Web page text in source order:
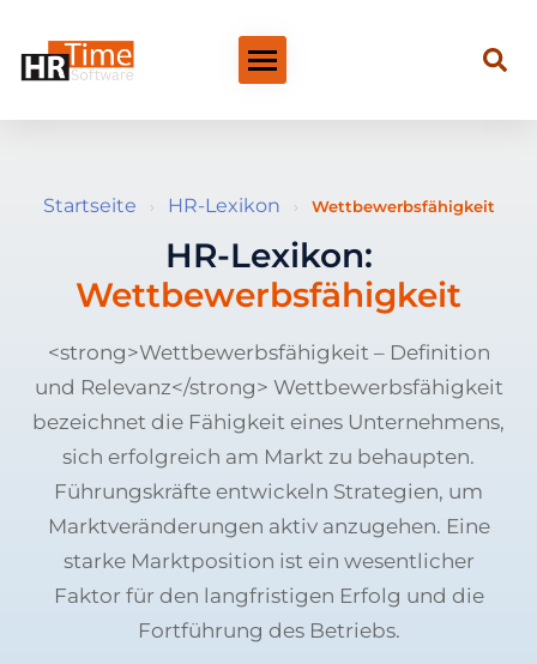
Startseite › HR-Lexikon › Wettbewerbsfähigkeit
HR-Lexikon:
Wettbewerbsfähigkeit
<strong>Wettbewerbsfähigkeit – Definition
und Relevanz</strong> Wettbewerbsfähigkeit
bezeichnet die Fähigkeit eines Unternehmens,
sich erfolgreich am Markt zu behaupten.
Führungskräfte entwickeln Strategien, um
Marktveränderungen aktiv anzugehen. Eine
starke Marktposition ist ein wesentlicher
Faktor für den langfristigen Erfolg und die
Fortführung des Betriebs.